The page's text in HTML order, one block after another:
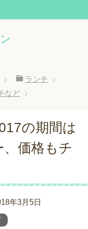
ランチ
など
の期間は
価格もチ
年3月5日